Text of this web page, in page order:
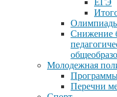
Снижение
Молодежная
Перечни